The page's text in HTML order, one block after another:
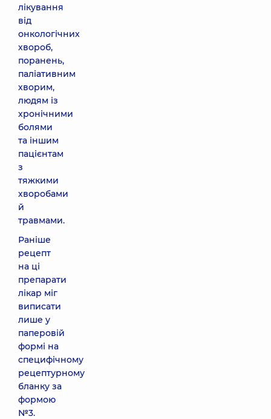
лікування
від
онкологічних
хвороб,
поранень,
паліативним
хворим,
людям із
хронічними
болями
та іншим
пацієнтам
з
тяжкими
хворобами
й
травмами.
Раніше
рецепт
на ці
препарати
лікар міг
виписати
лише у
паперовій
формі на
специфічному
рецептурному
бланку за
формою
№3.